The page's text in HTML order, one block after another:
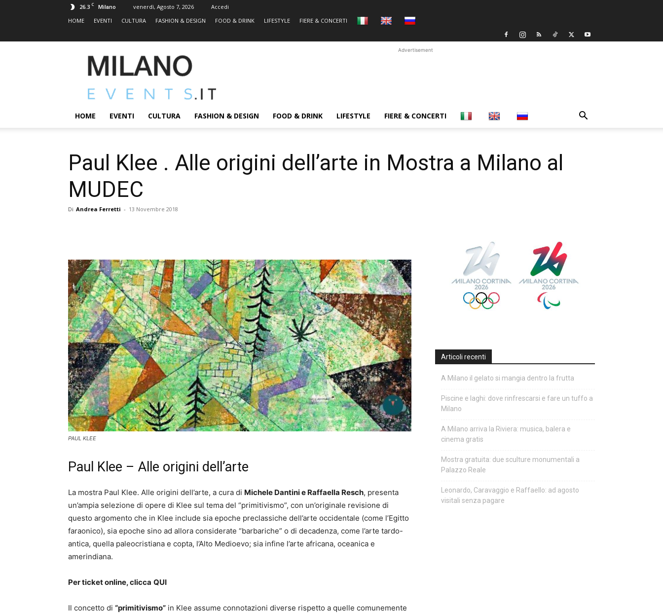
26.3 C Milano venerdì, Agosto 7, 2026
Accedi
HOME
EVENTI CULTURA FASHION & DESIGN FOOD & DRINK LIFESTYLE FIERE & CONCERTI
MILANOEVENTS.IT
|
2.0
ed
Eventi
Advertisement
HOME EVENTI CULTURA FASHION & DESIGN FOOD & DRINK LIFESTYLE FIERE & CONCERTI
Paul Klee . Alle origini dell’arte in Mostra a Milano al
MUDEC
Di Andrea Ferretti - 13 Novembre 2018
PAUL KLEE
Paul Klee – Alle origini dell’arte
La mostra Paul Klee. Alle origini dell’arte, a cura di Michele Dantini e Raffaella Resch, presenta
un’ampia selezione di opere di Klee sul tema del “primitivismo”, con un’originale revisione di
questo argomento che in Klee include sia epoche preclassiche dell’arte occidentale (come l’Egitto
faraonico), sia epoche sino ad allora considerate “barbariche” o di decadenza, come l’arte tardo-
antica, quella paleocristiana e copta, l’Alto Medioevo; sia infine l’arte africana, oceanica e
amerindiana.
Per ticket online, clicca QUI
Il concetto di “primitivismo” in Klee assume connotazioni diverse rispetto a quelle comunemente
Articoli recenti
A Milano il gelato si mangia dentro la frutta
Piscine e laghi: dove rinfrescarsi e fare un tuffo a
Milano
A Milano arriva la Riviera: musica, balera e
cinema gratis
Mostra gratuita: due sculture monumentali a
Palazzo Reale
Leonardo, Caravaggio e Raffaello: ad agosto
visitali senza pagare